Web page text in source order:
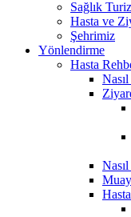
Sağlık
Hasta ve
Şehrimiz
Yönlendirme
Hasta